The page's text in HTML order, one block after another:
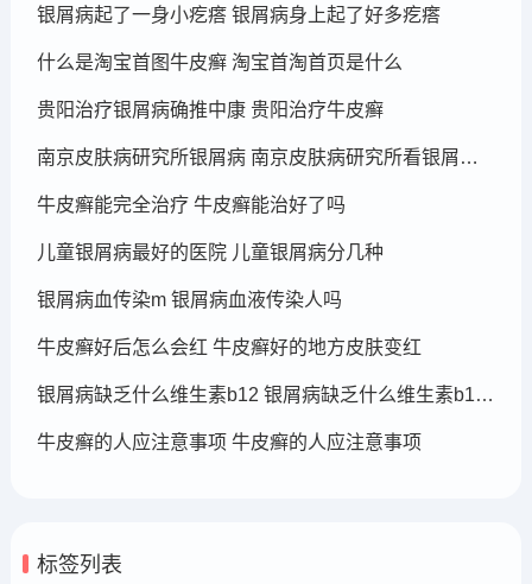
银屑病起了一身小疙瘩 银屑病身上起了好多疙瘩
什么是淘宝首图牛皮癣 淘宝首淘首页是什么
贵阳治疗银屑病确推中康 贵阳治疗牛皮癣
南京皮肤病研究所银屑病 南京皮肤病研究所看银屑病哪个医生厉害
牛皮癣能完全治疗 牛皮癣能治好了吗
儿童银屑病最好的医院 儿童银屑病分几种
银屑病血传染m 银屑病血液传染人吗
牛皮癣好后怎么会红 牛皮癣好的地方皮肤变红
银屑病缺乏什么维生素b12 银屑病缺乏什么维生素b12可以补充
牛皮癣的人应注意事项 牛皮癣的人应注意事项
标签列表